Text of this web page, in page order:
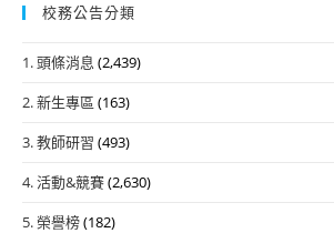
校務公告分類
1. 頭條消息 (2,439)
2. 新生專區 (163)
3. 教師研習 (493)
4. 活動&競賽(2,630)
5. 榮譽榜(182)